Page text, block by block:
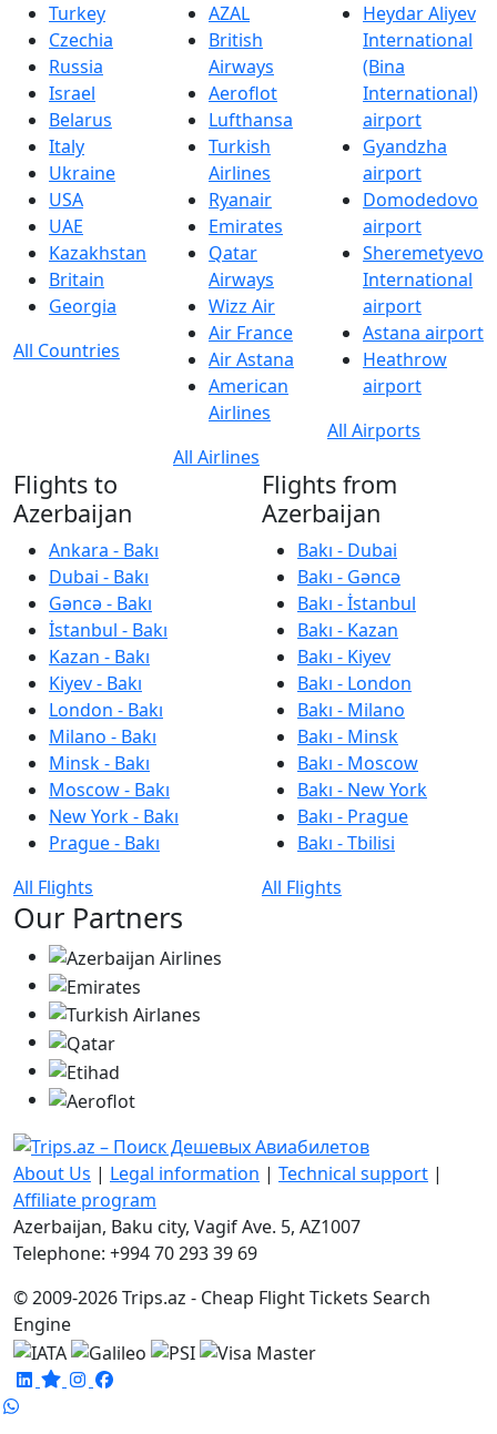
Turkey
Czechia
Russia
Israel
Belarus
Italy
Ukraine
USA
UAE
Kazakhstan
Britain
Georgia
All Countries
AZAL
British
Airways
Aeroflot
Lufthansa
Turkish
Airlines
Ryanair
Emirates
Qatar
Airways
Wizz Air
Air France
Air Astana
American
Airlines
All Airlines
Heydar Aliyev
International
(Bina
International)
airport
Gyandzha
airport
Domodedovo
airport
Sheremetyevo
International
airport
Astana airport
Heathrow
airport
All Airports
Flights to
Azerbaijan
Ankara - Bakı
Dubai - Bakı
Gəncə - Bakı
İstanbul - Bakı
Kazan - Bakı
Kiyev - Bakı
London - Bakı
Milano - Bakı
Minsk - Bakı
Moscow - Bakı
New York - Bakı
Prague - Bakı
All Flights
Flights from
Azerbaijan
Bakı - Dubai
Bakı - Gəncə
Bakı - İstanbul
Bakı - Kazan
Bakı - Kiyev
Bakı - London
Bakı - Milano
Bakı - Minsk
Bakı - Moscow
Bakı - New York
Bakı - Prague
Bakı - Tbilisi
All Flights
Our Partners
About Us | Legal information | Technical support |
Affiliate program
Azerbaijan, Baku city, Vagif Ave. 5, AZ1007
Telephone: +994 70 293 39 69
© 2009-2026 Trips.az - Cheap Flight Tickets Search
Engine